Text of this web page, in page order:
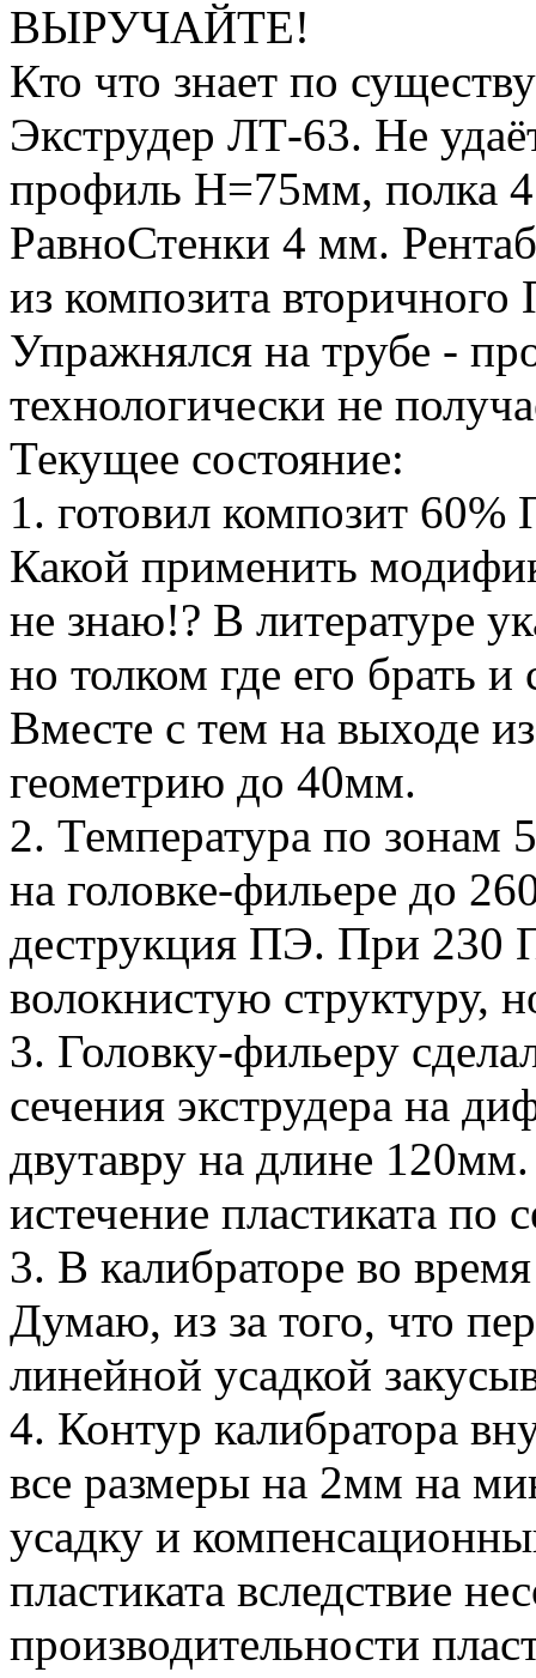
ВЫРУЧАЙТЕ!
Кто что знает по
Экструдер ЛТ-63. Не
профиль H=75мм, полка
РавноСтенки 4 мм.
из композита
Упражнялся на трубе -
технологически не
Текущее состояние:
1. готовил композит
Какой применить
не знаю!? В литературе
но толком где его брать
Вместе с тем на выходе
геометрию до 40мм.
2. Температура по зонам
на головке-фильере до
деструкция ПЭ. При 230
волокнистую структуру,
3. Головку-фильеру
сечения экструдера на
двутавру на длине
истечение пластиката по
3. В калибраторе во
Думаю, из за того, что
линейной усадкой
4. Контур калибратора
все размеры на 2мм на
усадку и
пластиката вследствие
производительности